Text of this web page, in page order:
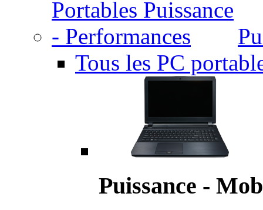
Tous les PC
Puissance -